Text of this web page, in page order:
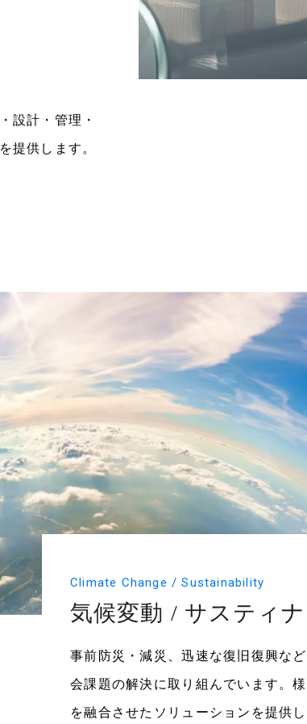
設計・管理・
提供します。
Climate Change / Sustainability
気候変動 / サスティ
事前防災・減災、迅速な復旧復興な
会課題の解決に取り組んでいます。
を融合させたソリューションを提供